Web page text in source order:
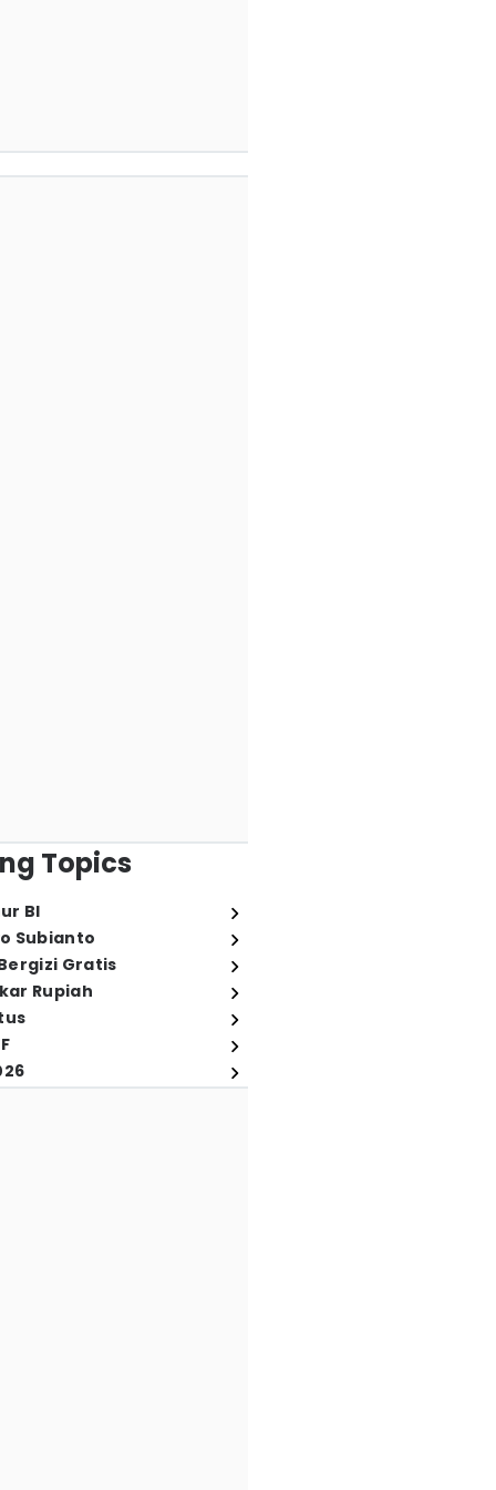
Topics
BI
Subianto
Gratis
Rupiah